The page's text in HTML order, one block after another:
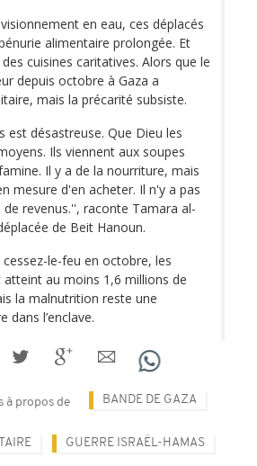
en eau, ces déplacés
alimentaire prolongée. Et
cuisines caritatives. Alors que le
depuis octobre à Gaza a
mais la précarité subsiste.
est désastreuse. Que Dieu les
Ils viennent aux soupes
Il y a de la nourriture, mais
mesure d'en acheter. Il n'y a pas
de revenus.'', raconte Tamara al-
de Beit Hanoun.
cessez-le-feu en octobre, les
atteint au moins 1,6 millions de
la malnutrition reste une
dans l’enclave.
à propos de BANDE DE GAZA
GUERRE ISRAËL-HAMAS